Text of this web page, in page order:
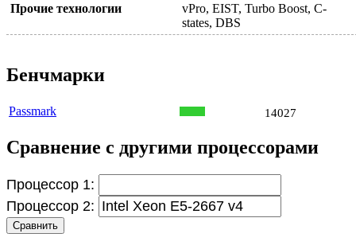
Прочие технологии
vPro, EIST, Turbo Boost, C-
states, DBS
Бенчмарки
Passmark 14027
Сравнение с другими процессорами
Процессор 1:
Процессор 2:
Сравнить